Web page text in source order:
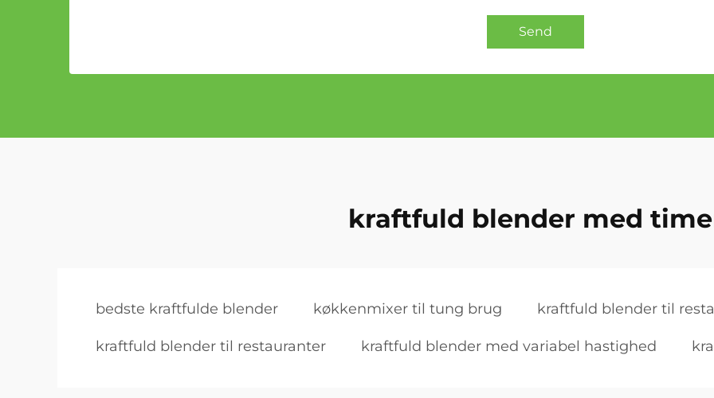
Send
kraftfuld blender med
bedste kraftfulde blender køkkenmixer til tung brug kraftfuld blender til
kraftfuld blender til restauranter kraftfuld blender med variabel hastighed